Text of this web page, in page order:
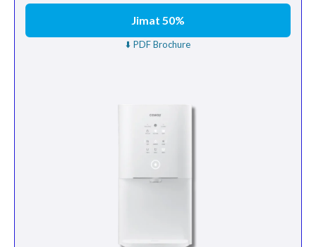
Jimat 50%
⬇️ PDF Brochure